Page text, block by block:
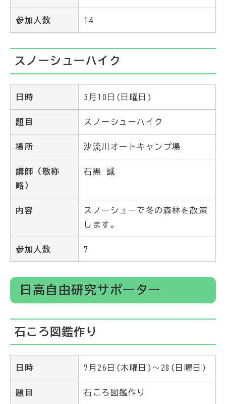
参加人数 14
スノーシューハイク
日時 3月10日(日曜日)
題目 スノーシューハイク
場所 沙流川オートキャンプ場
講師（敬称
略）
石黒 誠
内容
スノーシューで冬の森林を散策
します。
参加人数 7
日高自由研究サポーター
石ころ図鑑作り
日時 7月26日(木曜日)～28(日曜日)
題目 石ころ図鑑作り